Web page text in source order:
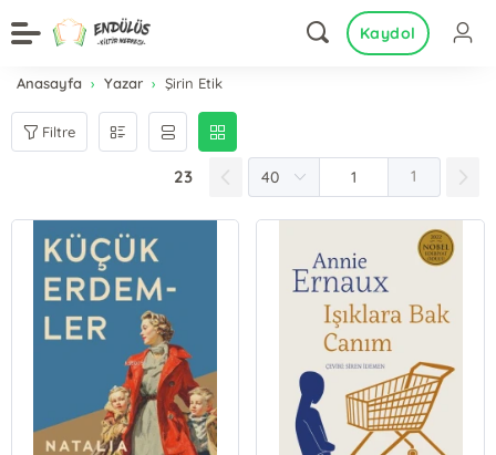
Kaydol
Anasayfa Yazar Şirin Etik
Filtre
23 1